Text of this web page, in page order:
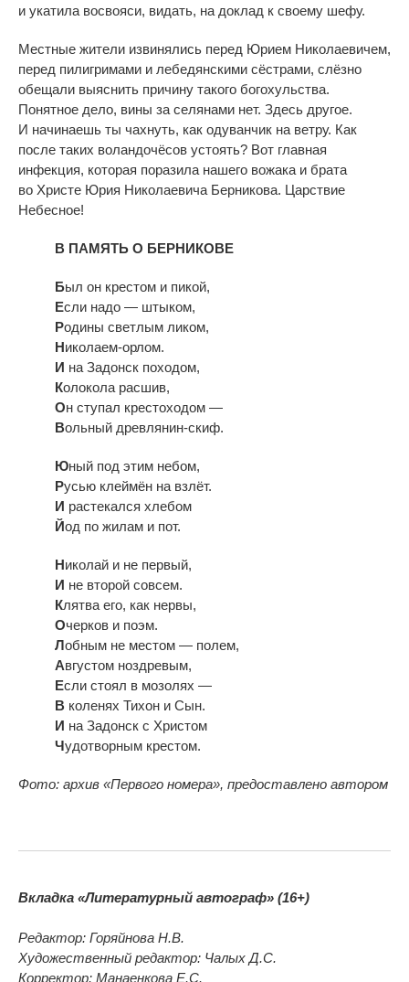
и укатила восвояси, видать, на доклад к своему шефу.
Местные жители извинялись перед Юрием Николаевичем,
перед пилигримами и лебедянскими сёстрами, слёзно
обещали выяснить причину такого богохульства.
Понятное дело, вины за селянами нет. Здесь другое.
И начинаешь ты чахнуть, как одуванчик на ветру. Как
после таких воландочёсов устоять? Вот главная
инфекция, которая поразила нашего вожака и брата
во Христе Юрия Николаевича Берникова. Царствие
Небесное!
В ПАМЯТЬ О БЕРНИКОВЕ
Был он крестом и пикой,
Если надо — штыком,
Родины светлым ликом,
Николаем-орлом.
И на Задонск походом,
Колокола расшив,
Он ступал крестоходом —
Вольный древлянин-скиф.
Юный под этим небом,
Русью клеймён на взлёт.
И растекался хлебом
Йод по жилам и пот.
Николай и не первый,
И не второй совсем.
Клятва его, как нервы,
Очерков и поэм.
Лобным не местом — полем,
Августом ноздревым,
Если стоял в мозолях —
В коленях Тихон и Сын.
И на Задонск с Христом
Чудотворным крестом.
Фото: архив «Первого номера», предоставлено автором
Вкладка «Литературный автограф» (16+)
Редактор: Горяйнова Н.В.
Художественный редактор: Чалых Д.С.
Корректор: Манаенкова Е.С.